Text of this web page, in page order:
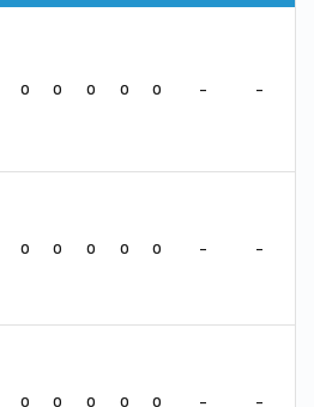
0 0 0 0 0 - -
0 0 0 0 0 - -
0 0 0 0 0 - -